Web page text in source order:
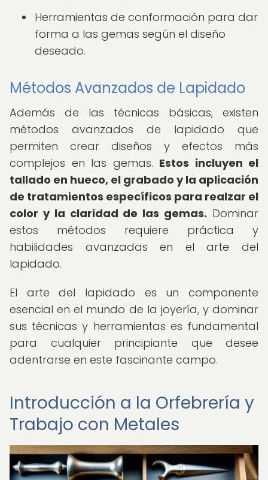
Herramientas de conformación para dar
forma a las gemas según el diseño
deseado.
Métodos Avanzados de Lapidado
Además de las técnicas básicas, existen
métodos avanzados de lapidado que
permiten crear diseños y efectos más
complejos en las gemas. Estos incluyen el
tallado en hueco, el grabado y la aplicación
de tratamientos específicos para realzar el
color y la claridad de las gemas. Dominar
estos métodos requiere práctica y
habilidades avanzadas en el arte del
lapidado.
El arte del lapidado es un componente
esencial en el mundo de la joyería, y dominar
sus técnicas y herramientas es fundamental
para cualquier principiante que desee
adentrarse en este fascinante campo.
Introducción a la Orfebrería y
Trabajo con Metales